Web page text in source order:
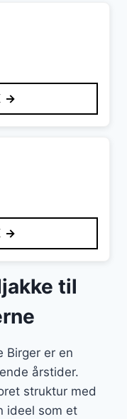
→
→
til
Birger er en
årstider.
struktur med
ideel som et